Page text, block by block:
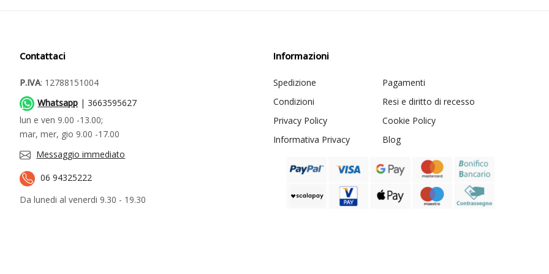
Contattaci
P.IVA: 12788151004
Whatsapp | 3663595627
lun e ven 9.00 -13.00;
mar, mer, gio 9.00 -17.00
Messaggio immediato
06 94325222
Da lunedi al venerdi 9.30 - 19.30
Informazioni
Spedizione
Pagamenti
Condizioni
Resi e diritto di recesso
Privacy Policy
Cookie Policy
Informativa Privacy
Blog